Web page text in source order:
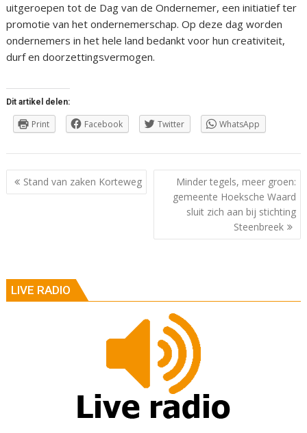
uitgeroepen tot de Dag van de Ondernemer, een initiatief ter
promotie van het ondernemerschap. Op deze dag worden
ondernemers in het hele land bedankt voor hun creativiteit,
durf en doorzettingsvermogen.
Dit artikel delen:
Print Facebook Twitter WhatsApp
Berichtnavigatie
Stand van zaken Korteweg
Minder tegels, meer groen:
gemeente Hoeksche Waard
sluit zich aan bij stichting
Steenbreek
LIVE RADIO